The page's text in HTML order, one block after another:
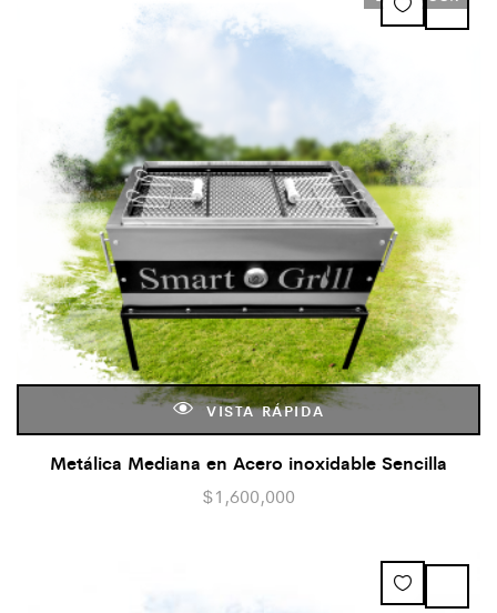
VISTA RÁPIDA
Metálica Mediana en Acero inoxidable Sencilla
$1,600,000